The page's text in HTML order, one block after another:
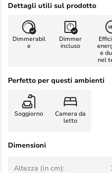
Dettagli utili sul prodotto
Dimmerabil
e
Dimmer
incluso
e
nel
Perfetto per questi ambienti
Soggiorno
Camera da
letto
Dimensioni
Altezza (in cm):